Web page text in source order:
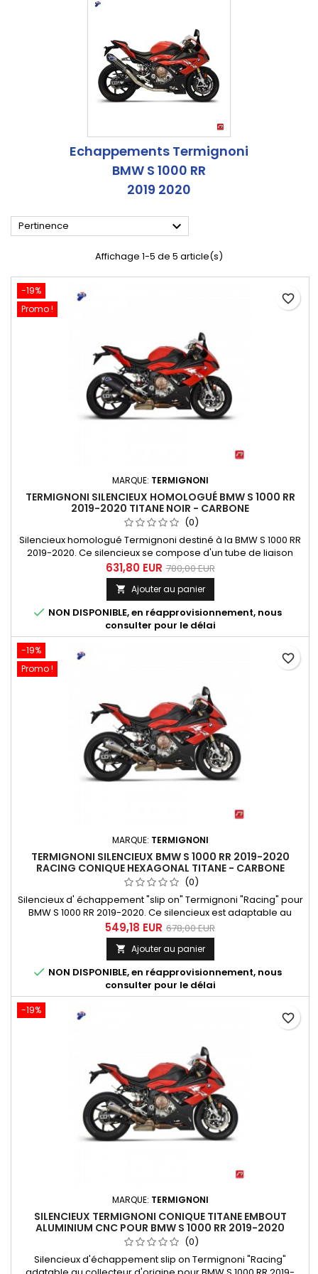
Echappements Termignoni
BMW S 1000 RR
2019 2020
Pertinence 
Affichage 1-5 de 5 article(s)
-19%
Promo !
MARQUE: TERMIGNONI
TERMIGNONI SILENCIEUX HOMOLOGUÉ BMW S 1000 RR
2019-2020 TITANE NOIR - CARBONE
(0)
Silencieux homologué Termignoni destiné à la BMW S 1000 RR
2019-2020. Ce silencieux se compose d'un tube de liaison
inox, d'un silencieux avec enveloppe titane avec traitement
céramique noir et d'un embout carbone.
631,80 EUR 780,00 EUR
 Ajouter au panier
 NON DISPONIBLE, en réapprovisionnement, nous
consulter pour le délai
favorite_border
-19%
Promo !
MARQUE: TERMIGNONI
TERMIGNONI SILENCIEUX BMW S 1000 RR 2019-2020
RACING CONIQUE HEXAGONAL TITANE - CARBONE
(0)
Silencieux d' échappement "slip on" Termignoni "Racing" pour
BMW S 1000 RR 2019-2020. Ce silencieux est adaptable au
collecteur d'origine, il est très court dans le style Moto GP
avec une forme conique-hexagonale et une finition titane
avec embout carbone. Ce silencieux est équipé d'un
réducteur de bruit (db-killer) démontable.
549,18 EUR 678,00 EUR
 Ajouter au panier
 NON DISPONIBLE, en réapprovisionnement, nous
consulter pour le délai
favorite_border
-19%
MARQUE: TERMIGNONI
SILENCIEUX TERMIGNONI CONIQUE TITANE EMBOUT
ALUMINIUM CNC POUR BMW S 1000 RR 2019-2020
(0)
Silencieux d'échappement slip on Termignoni "Racing"
favorite_border